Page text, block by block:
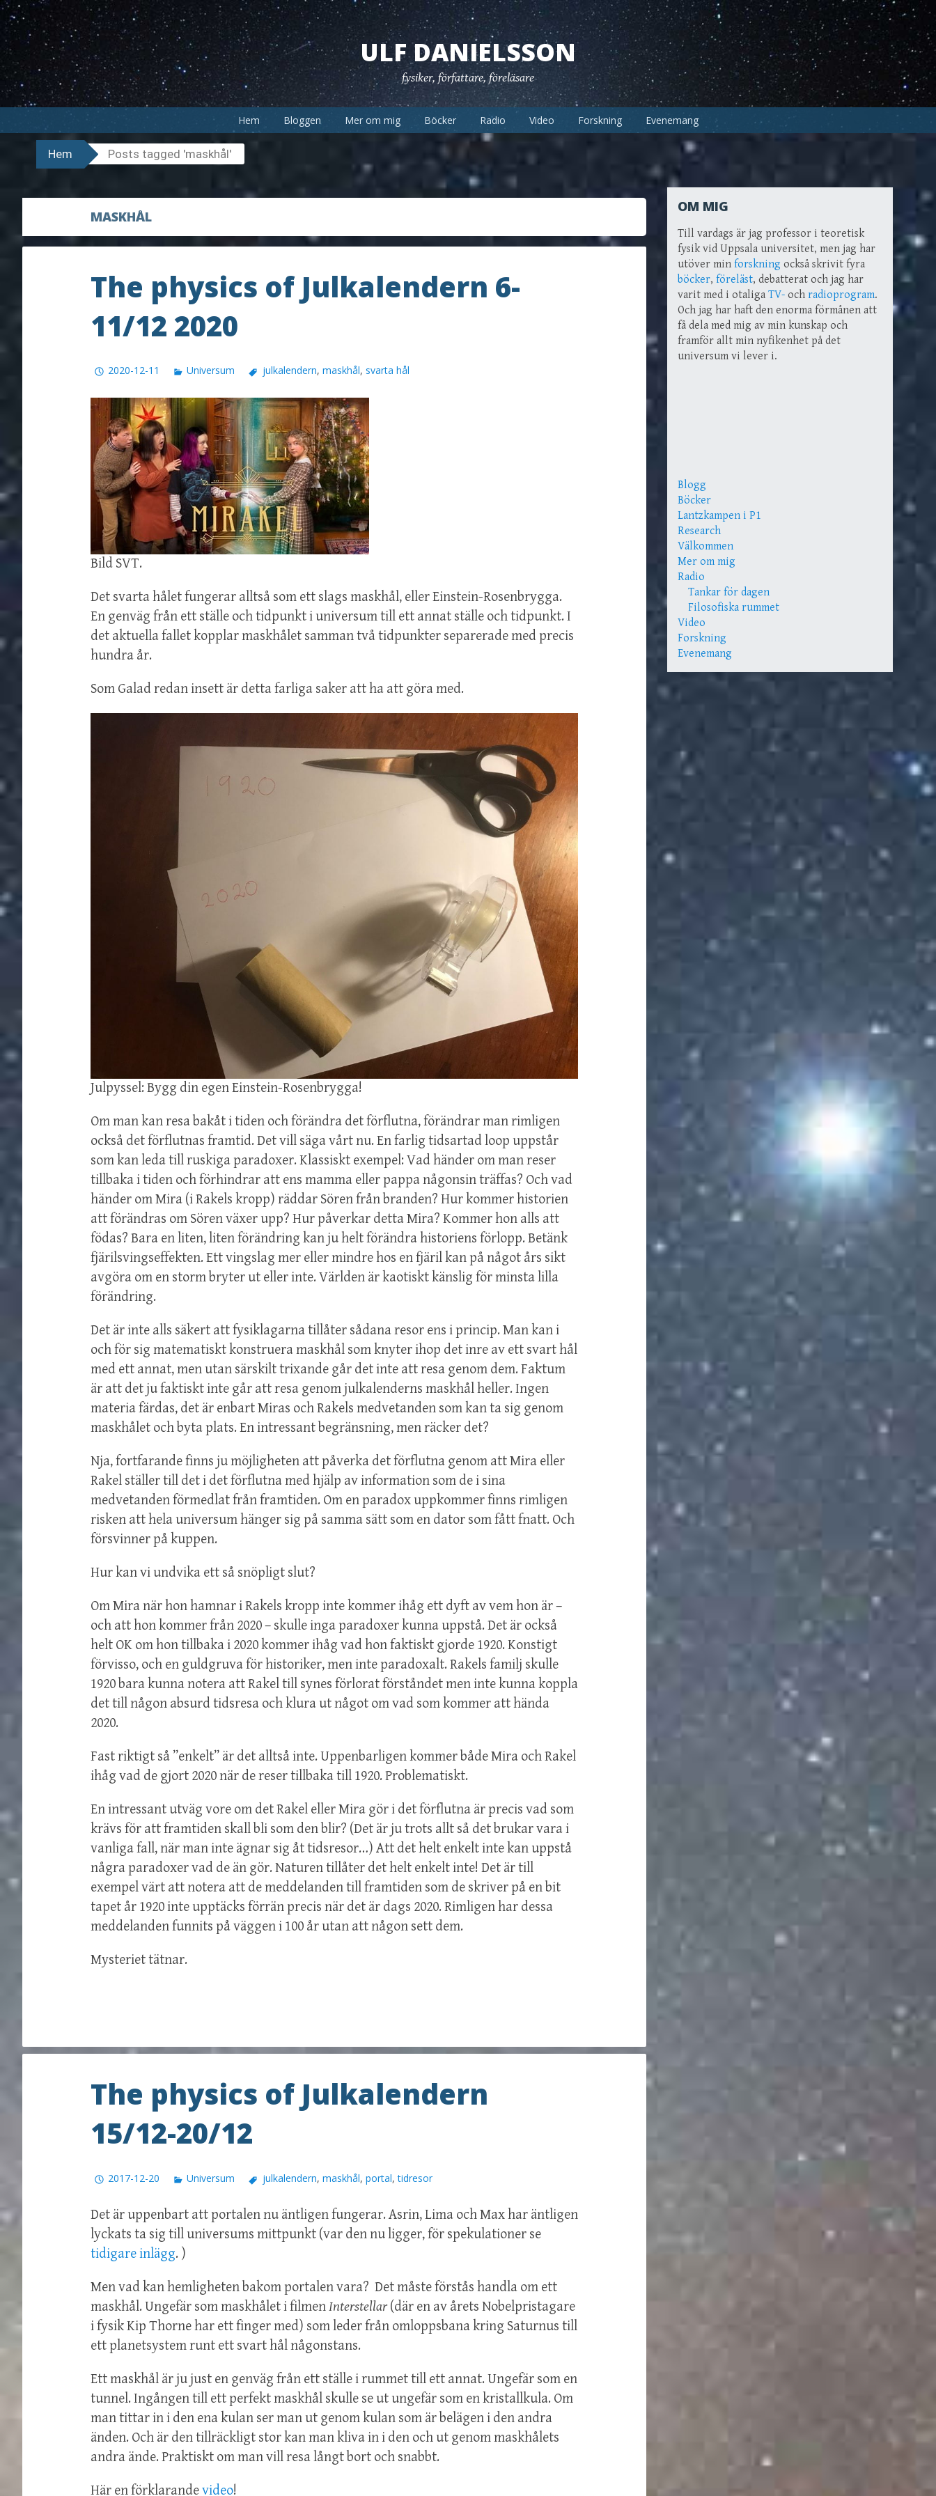
Hoppa
till
innehåll
ULF DANIELSSON
fysiker, författare, föreläsare
Hem Bloggen Mer om mig Böcker Radio Video Forskning Evenemang
Hem Posts tagged 'maskhål'
MASKHÅL
The physics of Julkalendern 6-
11/12 2020
2020-12-11 Universum julkalendern, maskhål, svarta hål
Bild SVT.
Det svarta hålet fungerar alltså som ett slags maskhål, eller Einstein-Rosenbrygga.
En genväg från ett ställe och tidpunkt i universum till ett annat ställe och tidpunkt. I
det aktuella fallet kopplar maskhålet samman två tidpunkter separerade med precis
hundra år.
Som Galad redan insett är detta farliga saker att ha att göra med.
Julpyssel: Bygg din egen Einstein-Rosenbrygga!
Om man kan resa bakåt i tiden och förändra det förflutna, förändrar man rimligen
också det förflutnas framtid. Det vill säga vårt nu. En farlig tidsartad loop uppstår
som kan leda till ruskiga paradoxer. Klassiskt exempel: Vad händer om man reser
tillbaka i tiden och förhindrar att ens mamma eller pappa någonsin träffas? Och vad
händer om Mira (i Rakels kropp) räddar Sören från branden? Hur kommer historien
att förändras om Sören växer upp? Hur påverkar detta Mira? Kommer hon alls att
födas? Bara en liten, liten förändring kan ju helt förändra historiens förlopp. Betänk
fjärilsvingseffekten. Ett vingslag mer eller mindre hos en fjäril kan på något års sikt
avgöra om en storm bryter ut eller inte. Världen är kaotiskt känslig för minsta lilla
förändring.
Det är inte alls säkert att fysiklagarna tillåter sådana resor ens i princip. Man kan i
och för sig matematiskt konstruera maskhål som knyter ihop det inre av ett svart hål
med ett annat, men utan särskilt trixande går det inte att resa genom dem. Faktum
är att det ju faktiskt inte går att resa genom julkalenderns maskhål heller. Ingen
materia färdas, det är enbart Miras och Rakels medvetanden som kan ta sig genom
maskhålet och byta plats. En intressant begränsning, men räcker det?
Nja, fortfarande finns ju möjligheten att påverka det förflutna genom att Mira eller
Rakel ställer till det i det förflutna med hjälp av information som de i sina
medvetanden förmedlat från framtiden. Om en paradox uppkommer finns rimligen
risken att hela universum hänger sig på samma sätt som en dator som fått fnatt. Och
försvinner på kuppen.
Hur kan vi undvika ett så snöpligt slut?
Om Mira när hon hamnar i Rakels kropp inte kommer ihåg ett dyft av vem hon är –
och att hon kommer från 2020 – skulle inga paradoxer kunna uppstå. Det är också
helt OK om hon tillbaka i 2020 kommer ihåg vad hon faktiskt gjorde 1920. Konstigt
förvisso, och en guldgruva för historiker, men inte paradoxalt. Rakels familj skulle
1920 bara kunna notera att Rakel till synes förlorat förståndet men inte kunna koppla
det till någon absurd tidsresa och klura ut något om vad som kommer att hända
2020.
Fast riktigt så ”enkelt” är det alltså inte. Uppenbarligen kommer både Mira och Rakel
ihåg vad de gjort 2020 när de reser tillbaka till 1920. Problematiskt.
En intressant utväg vore om det Rakel eller Mira gör i det förflutna är precis vad som
krävs för att framtiden skall bli som den blir? (Det är ju trots allt så det brukar vara i
vanliga fall, när man inte ägnar sig åt tidsresor…) Att det helt enkelt inte kan uppstå
några paradoxer vad de än gör. Naturen tillåter det helt enkelt inte! Det är till
exempel värt att notera att de meddelanden till framtiden som de skriver på en bit
tapet år 1920 inte upptäcks förrän precis när det är dags 2020. Rimligen har dessa
meddelanden funnits på väggen i 100 år utan att någon sett dem.
Mysteriet tätnar.
The physics of Julkalendern
15/12-20/12
2017-12-20 Universum julkalendern, maskhål, portal,tidresor
Det är uppenbart att portalen nu äntligen fungerar. Asrin, Lima och Max har äntligen
lyckats ta sig till universums mittpunkt (var den nu ligger, för spekulationer se
tidigare inlägg. )
Men vad kan hemligheten bakom portalen vara? Det måste förstås handla om ett
maskhål. Ungefär som maskhålet i filmenInterstellar(där en av årets Nobelpristagare
i fysik Kip Thorne har ett finger med) som leder från omloppsbana kring Saturnus till
ett planetsystem runt ett svart hål någonstans.
Ett maskhål är ju just en genväg från ett ställe i rummet till ett annat. Ungefär som en
tunnel. Ingången till ett perfekt maskhål skulle se ut ungefär som en kristallkula. Om
man tittar in i den ena kulan ser man ut genom kulan som är belägen i den andra
änden. Och är den tillräckligt stor kan man kliva in i den och ut genom maskhålets
andra ände. Praktiskt om man vill resa långt bort och snabbt.
Här en förklarandevideo!
OM MIG
Till vardags är jag professor i teoretisk
fysik vid Uppsala universitet, men jag har
utöver min forskning också skrivit fyra
böcker, föreläst, debatterat och jag har
varit med i otaliga TV- och radioprogram.
Och jag har haft den enorma förmånen att
få dela med mig av min kunskap och
framför allt min nyfikenhet på det
universum vi lever i.
Blogg
Böcker
Lantzkampen i P1
Research
Välkommen
Mer om mig
Radio
Tankar för dagen
Filosofiska rummet
Video
Forskning
Evenemang